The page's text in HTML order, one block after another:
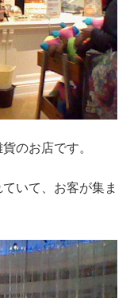
のお店です。
いて、お客が集ま